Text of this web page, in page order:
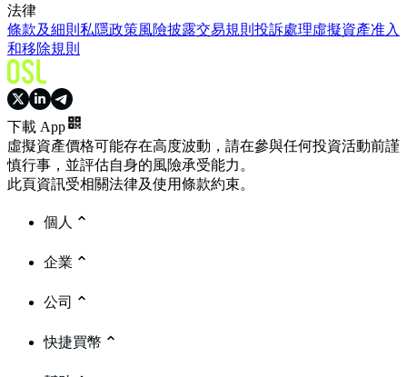
法律
條款及細則 私隱政策風險披露交易規則 投訴處理虛擬資產准入
和移除規則
下載 App
虛擬資產價格可能存在高度波動，請在參與任何投資活動前謹
慎行事，並評估自身的風險承受能力。
此頁資訊受相關法律及使用條款約束。
個人
企業
公司
快捷買幣